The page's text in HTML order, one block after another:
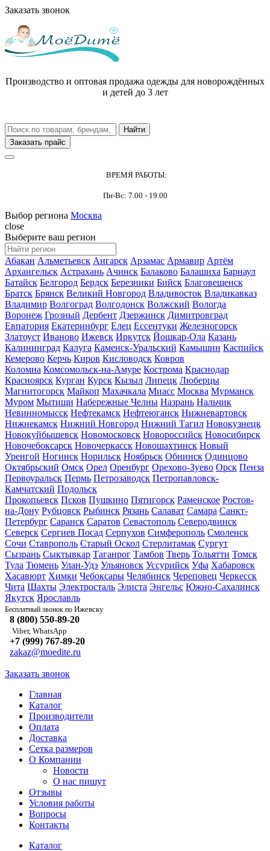
Заказать звонок
Производство и оптовая продажа одежды для новорождённых
и детей до 3 лет
Заказать прайс
ВРЕМЯ РАБОТЫ:
Пн-Вс: 7.00 - 19.00
Выбор региона Москва
close
Выберите ваш регион
Абакан Альметьевск Ангарск Арзамас Армавир Артём
Архангельск Астрахань Ачинск Балаково Балашиха Барнаул
Батайск Белгород Бердск Березники Бийск Благовещенск
Братск Брянск Великий Новгород Владивосток Владикавказ
Владимир Волгоград Волгодонск Волжский Вологда
Воронеж Грозный Дербент Дзержинск Димитровград
Евпатория Екатеринбург Елец Ессентуки Железногорск
Златоуст Иваново Ижевск Иркутск Йошкар-Ола Казань
Калининград Калуга Каменск-Уральский Камышин Каспийск
Кемерово Керчь Киров Кисловодск Ковров
Коломна Комсомольск-на-Амуре Кострома Краснодар
Красноярск Курган Курск Кызыл Липецк Люберцы
Магнитогорск Майкоп Махачкала Миасс Москва Мурманск
Муром Мытищи Набережные Челны Назрань Нальчик
Невинномысск Нефтекамск Нефтеюганск Нижневартовск
Нижнекамск Нижний Новгород Нижний Тагил Новокузнецк
Новокуйбышевск Новомосковск Новороссийск Новосибирск
Новочебоксарск Новочеркасск Новошахтинск Новый
Уренгой Ногинск Норильск Ноябрьск Обнинск Одинцово
Октябрьский Омск Орел Оренбург Орехово-Зуево Орск Пенза
Первоуральск Пермь Петрозаводск Петропавловск-
Камчатский Подольск
Прокопьевск Псков Пушкино Пятигорск Раменское Ростов-
на-Дону Рубцовск Рыбинск Рязань Салават Самара Санкт-
Петербург Саранск Саратов Севастополь Северодвинск
Северск Сергиев Посад Серпухов Симферополь Смоленск
Сочи Ставрополь Старый Оскол Стерлитамак Сургут
Сызрань Сыктывкар Таганрог Тамбов Тверь Тольятти Томск
Тула Тюмень Улан-Удэ Ульяновск Уссурийск Уфа Хабаровск
Хасавюрт Химки Чебоксары Челябинск Череповец Черкесск
Чита Шахты Электросталь Элиста Энгельс Южно-Сахалинск
Якутск Ярославль
Бесплатный звонок по Ижевску
8 (800) 550-89-20
Viber, WhatsApp
+7 (999) 767-89-20
zakaz@moedite.ru
Заказать звонок
Главная
Каталог
Производители
Оплата
Доставка
Сетка размеров
О Компании
Новости
О нас пишут
Отзывы
Условия работы
Вопросы
Контакты
Каталог